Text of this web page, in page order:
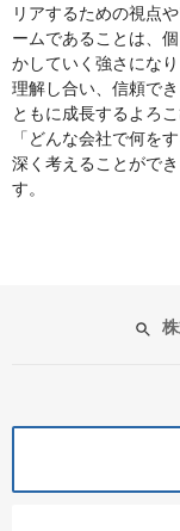
リアするための視点
ームであることは、
かしていく強さになり
理解し合い、信頼で
ともに成長するよろこ
「どんな会社で何を
深く考えることがで
す。